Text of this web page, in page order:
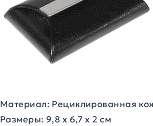
Материал: Рециклированная
Размеры: 9,8 х 6,7 х 2 см